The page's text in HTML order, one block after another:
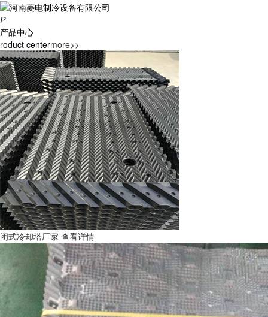
P
产品中心
roduct centermore>>
闭式冷却塔厂家 查看详情